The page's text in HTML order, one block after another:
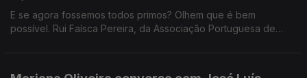
E se agora fossemos todos primos? Olhem que é bem
possível. Rui Faísca Pereira, da Associação Portuguesa de